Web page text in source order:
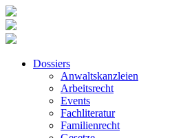
Dossiers
Anwaltskanzleien
Arbeitsrecht
Events
Fachliteratur
Familienrecht